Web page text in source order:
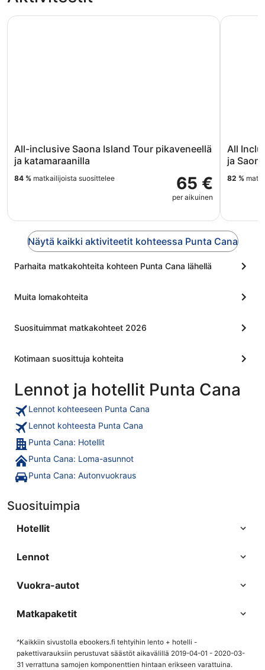
All-inclusive Saona Island Tour pikaveneellä
ja katamaraanilla
65 €
per aikuinen
84 % matkailijoista suosittelee
All-inclusive Saona Island Tour pikaveneellä ja
All
ja
82 %
All
Näytä kaikki aktiviteetit kohteessa Punta Cana
Parhaita matkakohteita kohteen Punta Cana lähellä
Muita lomakohteita
Suosituimmat matkakohteet 2026
Kotimaan suosittuja kohteita
Lennot ja hotellit Punta Cana
Lennot kohteeseen Punta Cana
Lennot kohteesta Punta Cana
Punta Cana: Hotellit
Punta Cana: Loma-asunnot
Punta Cana: Autonvuokraus
Suosituimpia
Hotellit
Lennot
Vuokra-autot
Matkapaketit
^Kaikkiin sivustolla ebookers.fi tehtyihin lento + hotelli -
pakettivarauksiin perustuvat säästöt aikavälillä 2019-04-01 - 2020-03-
31 verrattuna samojen komponenttien hintaan erikseen varattuina.